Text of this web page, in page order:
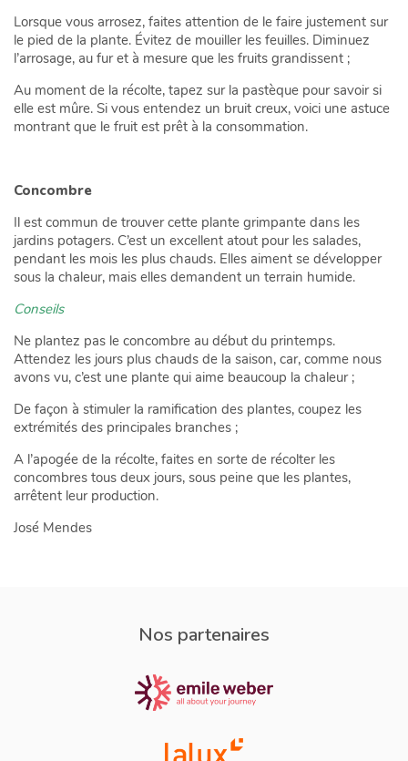
Lorsque vous arrosez, faites attention de le faire justement sur
le pied de la plante. Évitez de mouiller les feuilles. Diminuez
l’arrosage, au fur et à mesure que les fruits grandissent ;
Au moment de la récolte, tapez sur la pastèque pour savoir si
elle est mûre. Si vous entendez un bruit creux, voici une astuce
montrant que le fruit est prêt à la consommation.
Concombre
Il est commun de trouver cette plante grimpante dans les
jardins potagers. C’est un excellent atout pour les salades,
pendant les mois les plus chauds. Elles aiment se développer
sous la chaleur, mais elles demandent un terrain humide.
Conseils
Ne plantez pas le concombre au début du printemps.
Attendez les jours plus chauds de la saison, car, comme nous
avons vu, c’est une plante qui aime beaucoup la chaleur ;
De façon à stimuler la ramification des plantes, coupez les
extrémités des principales branches ;
A l’apogée de la récolte, faites en sorte de récolter les
concombres tous deux jours, sous peine que les plantes,
arrêtent leur production.
José Mendes
Nos partenaires